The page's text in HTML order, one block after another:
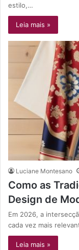
estilo,…
Leia mais »
Luciane Montesano
Como as
Design de
Em 2026, a
cada vez mais
Leia mais »